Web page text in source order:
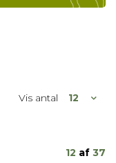
Vis antal
12 af 37